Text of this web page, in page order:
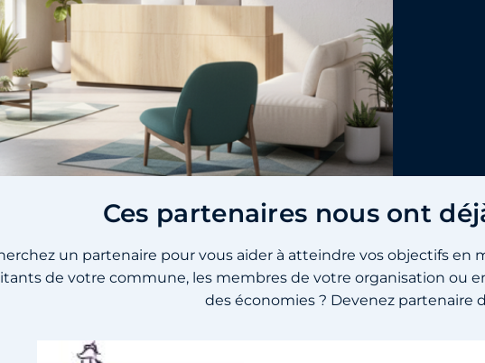
Ces partenaires nous ont
un partenaire pour vous aider à atteindre vos objectifs
de votre commune, les membres de votre organisation ou
des économies ? Devenez partenaire